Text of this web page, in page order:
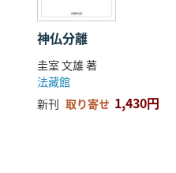
神仏分離
圭室 文雄 著
法藏館
新刊 取り寄せ 1,430円